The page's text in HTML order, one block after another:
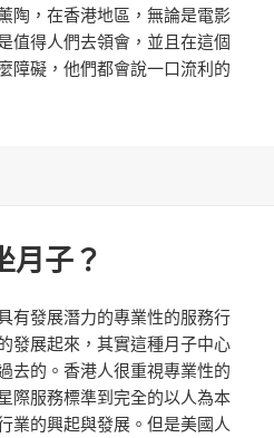
陶，在香港地區，無論是電影
值得人們去領會，並且在這個
障礙，他們都會說一口流利的
月子？
有發展潛力的專業性的服務行
發展起來，其實這種月子中心
去的。香港人很重視專業性的
際服務標準到完全的以人為本
業的興起與發展。但是美國人